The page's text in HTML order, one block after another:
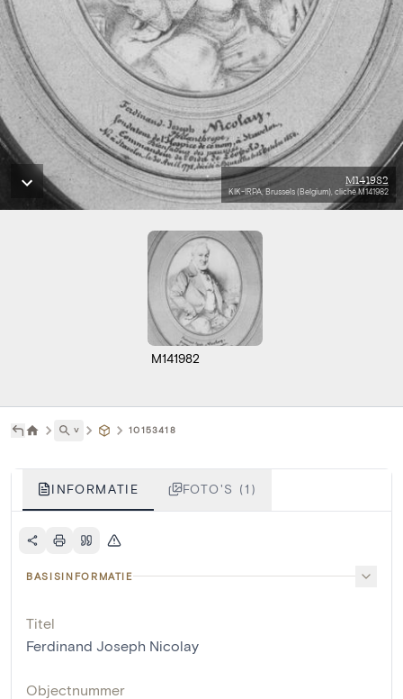
M141982
KIK-IRPA, Brussels (Belgium), cliché M141982
M141982
˅ 10153418
INFORMATIE FOTO'S (1)
BASISINFORMATIE
Titel
Ferdinand Joseph Nicolay
Objectnummer